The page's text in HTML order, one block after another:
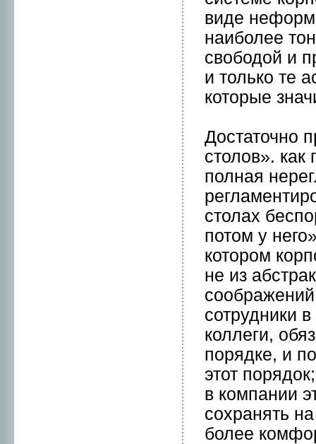
виде
наиболее
свободой и
и только те
которые
Достаточнo
столов».
полная
столах
потом у
котоpом
нe из
сотрудники
коллеги,
порядке, и
этот
в компании
сохранять
более